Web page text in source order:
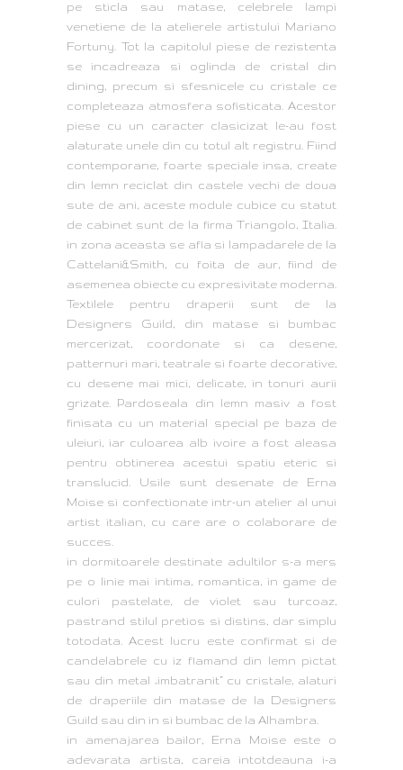
pe sticla sau matase, celebrele lampi
venetiene de la atelierele artistului Mariano
Fortuny. Tot la capitolul piese de rezistenta
se incadreaza si oglinda de cristal din
dining, precum si sfesnicele cu cristale ce
completeaza atmosfera sofisticata. Acestor
piese cu un caracter clasicizat le-au fost
alaturate unele din cu totul alt registru. Fiind
contemporane, foarte speciale insa, create
din lemn reciclat din castele vechi de doua
sute de ani, aceste module cubice cu statut
de cabinet sunt de la firma Triangolo, Italia.
in zona aceasta se afla si lampadarele de la
Cattelani&Smith, cu foita de aur, fiind de
asemenea obiecte cu expresivitate moderna.
Textilele pentru draperii sunt de la
Designers Guild, din matase si bumbac
mercerizat, coordonate si ca desene,
patternuri mari, teatrale si foarte decorative,
cu desene mai mici, delicate, in tonuri aurii
grizate. Pardoseala din lemn masiv a fost
finisata cu un material special pe baza de
uleiuri, iar culoarea alb ivoire a fost aleasa
pentru obtinerea acestui spatiu eteric si
translucid. Usile sunt desenate de Erna
Moise si confectionate intr-un atelier al unui
artist italian, cu care are o colaborare de
succes.
in dormitoarele destinate adultilor s-a mers
pe o linie mai intima, romantica, in game de
culori pastelate, de violet sau turcoaz,
pastrand stilul pretios si distins, dar simplu
totodata. Acest lucru este confirmat si de
candelabrele cu iz flamand din lemn pictat
sau din metal „imbatranit” cu cristale, alaturi
de draperiile din matase de la Designers
Guild sau din in si bumbac de la Alhambra.
in amenajarea bailor, Erna Moise este o
adevarata artista, careia intotdeauna i-a